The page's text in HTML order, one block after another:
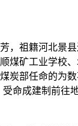
祖籍河北景县
煤矿工业学校
炭部任命的为
受命成建制前往